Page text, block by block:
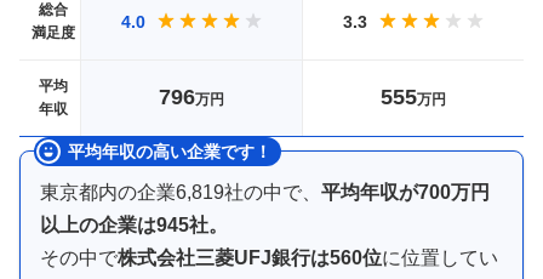
総合
満足度
4.0 3.3
平均
年収
796万円 555万円
平均年収の高い企業です！
東京都内の企業6,819社の中で、 平均年収が700万円
以上の企業は945社。
その中で株式会社三菱UFJ銀行は560位に位置してい